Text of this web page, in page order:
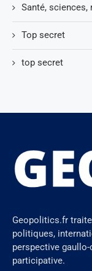
Santé, sciences,
Top secret
top secret
Geopolitics.fr
politiques,
perspective
participative.